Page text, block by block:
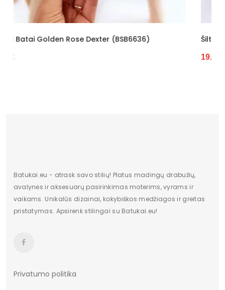
Valdiklis -
Šilti Vaikiški Batai (BSB6847)
Batukai.eu - atrask savo stilių! Platus madingų drabužių,
avalynės ir aksesuarų pasirinkimas moterims, vyrams ir
vaikams. Unikalūs dizainai, kokybiškos medžiagos ir greitas
pristatymas. Apsirenk stilingai su Batukai.eu!
Privatumo politika